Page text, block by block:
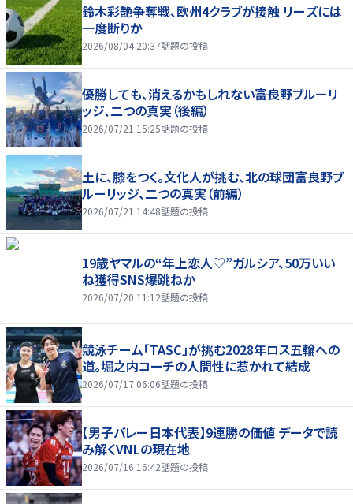
鈴木彩艶争奪戦、欧州4クラブが接触 リーズには
一度断りか
2026/08/04 20:37話題の投稿
優勝しても、消えるかもしれない――富良野ブルーリ
ッジ、二つの真実（後編）
2026/07/21 15:25話題の投稿
土に、膝をつく。文化人が挑む、北の球団――富良野ブ
ルーリッジ、二つの真実（前編）
2026/07/21 14:48話題の投稿
19歳ヤマルの“年上恋人♡”ガルシア、50万いい
ね獲得SNS爆跳ねか
2026/07/20 11:12話題の投稿
競泳チーム「TASC」が挑む2028年ロス五輪への
道。堀之内コーチの人間性に惹かれて結成
2026/07/17 06:06話題の投稿
【男子バレー日本代表】9連勝の価値 データで読
み解くVNLの現在地
2026/07/16 16:42話題の投稿